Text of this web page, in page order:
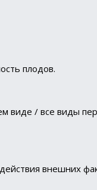
плодов.
виде / все виды
внешних